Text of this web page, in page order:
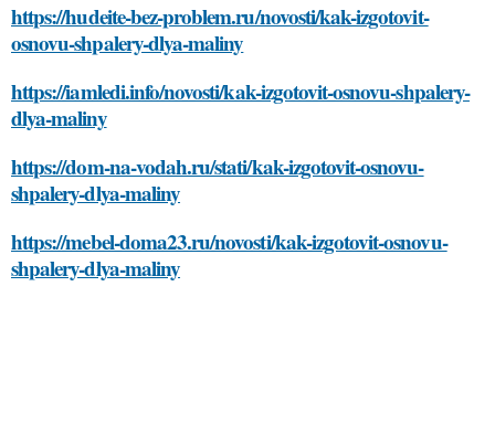
https://hudeite-bez-problem.ru/novosti/kak-izgotovit-
osnovu-shpalery-dlya-maliny
https://iamledi.info/novosti/kak-izgotovit-osnovu-shpalery-
dlya-maliny
https://dom-na-vodah.ru/stati/kak-izgotovit-osnovu-
shpalery-dlya-maliny
https://mebel-doma23.ru/novosti/kak-izgotovit-osnovu-
shpalery-dlya-maliny